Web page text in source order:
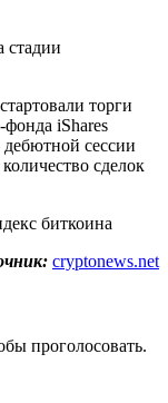
стадии
торги
iShares
сессии
сделок
биткоина
cryptonews.net
проголосовать.